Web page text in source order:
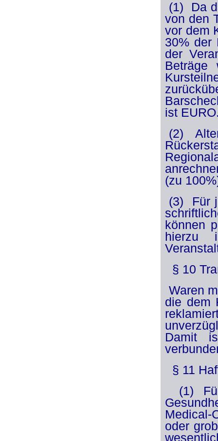
(1) Da
von den
vor dem
30% der
der
Beträge
ist
(2)
(zu
(3) Für
können
hierzu
§ 10
Waren
die dem
Damit
§ 11
(1)
Medical-
oder